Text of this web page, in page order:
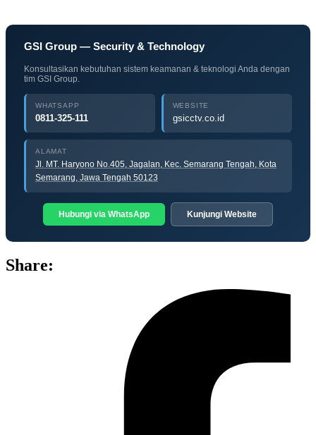
GSI Group — Security & Technology
Konsultasikan kebutuhan sistem keamanan & teknologi Anda dengan
tim GSI Group.
WHATSAPP
0811-325-111
WEBSITE
gsicctv.co.id
ALAMAT
Jl. MT. Haryono No.405, Jagalan, Kec. Semarang Tengah, Kota
Semarang, Jawa Tengah 50123
Hubungi via WhatsApp Kunjungi Website
Share: